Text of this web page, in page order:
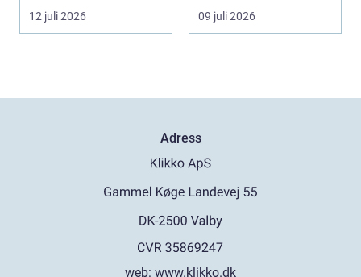
12 juli 2026
motorvägspendling
09 juli 2026
Adress
web: www.klikko.dk